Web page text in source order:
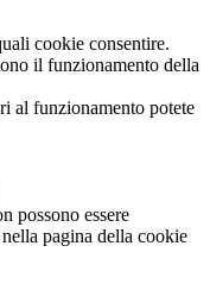
cookie consentire.
il funzionamento della
al funzionamento potete
possono essere
pagina della cookie